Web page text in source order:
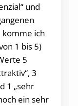
und
komme ich
1 bis 5)
5
3
1 „sehr
ein sehr